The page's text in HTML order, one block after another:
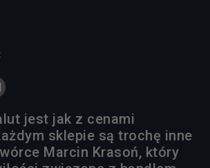
jest jak z cenami
sklepie są trochę inne
Marcin Krasoń, który